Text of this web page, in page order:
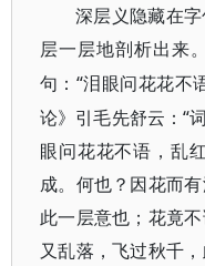
深层义隐藏在
层一层地剖析出来
句： “泪眼问花花不
论》引毛先舒云：“
眼问花花不语，乱
成。何也？因花而
此一层意也；花竟
又乱落，飞过秋千